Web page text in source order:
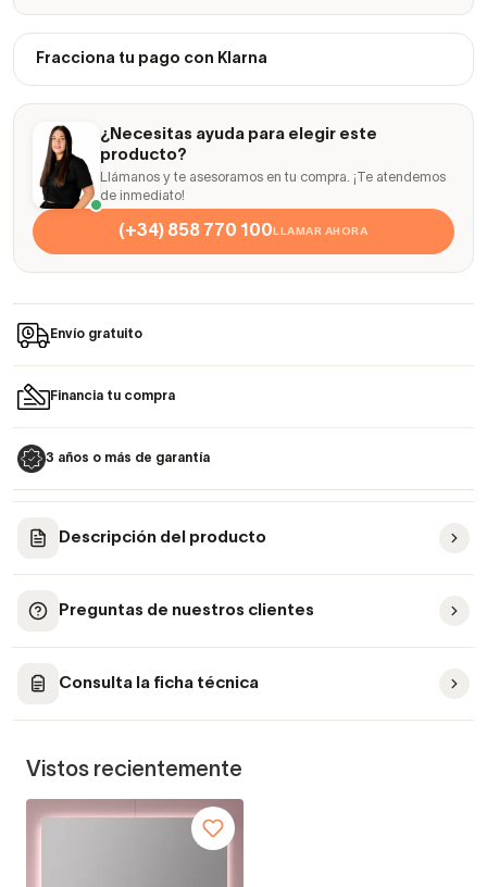
Fracciona tu pago con Klarna
¿Necesitas ayuda para elegir este
producto?
Llámanos y te asesoramos en tu compra. ¡Te atendemos
de inmediato!
(+34) 858 770 100LLAMAR AHORA
Envío gratuito
Financia tu compra
3 años o más de garantía
Descripción del producto
Preguntas de nuestros clientes
Consulta la ficha técnica
Vistos recientemente